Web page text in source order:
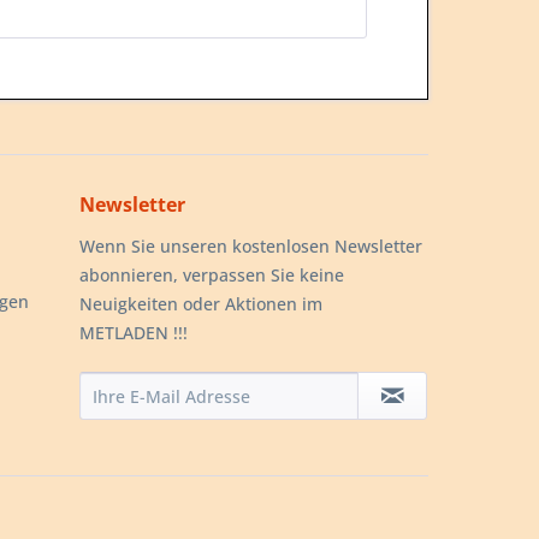
Newsletter
Wenn Sie unseren kostenlosen Newsletter
abonnieren, verpassen Sie keine
Neuigkeiten oder Aktionen im
METLADEN !!!